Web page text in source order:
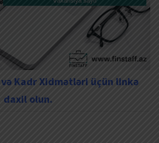
Kadr Xidmətləri üçün linkə
daxil olun.